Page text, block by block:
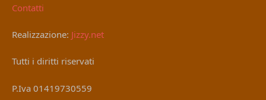
Contatti
Realizzazione: Jizzy.net
Tutti i diritti riservati
P.Iva 01419730559